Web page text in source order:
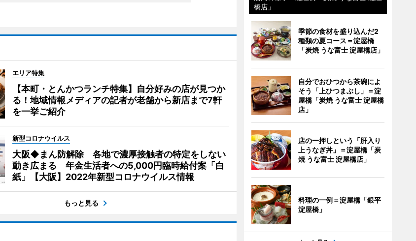
エリア特集
【本町・とんかつランチ特集】自分好みの店が見つか
る！地域情報メディアの記者が老舗から新店まで7軒
を一挙ご紹介
新型コロナウイルス
大阪◆まん防解除 各地で濃厚接触者の特定をしない
動き広まる 年金生活者への5,000円臨時給付案「白
紙」【大阪】2022年新型コロナウイルス情報
もっと見る
橋店」
季節の食材を盛り込んだ2
種類の夏コース＝淀屋橋
「炭焼 うな富士 淀屋橋店」
自分でおひつから茶碗によ
そう「上ひつまぶし」＝淀
屋橋「炭焼 うな富士 淀屋橋
店」
店の一押しという「肝入り
上うなぎ丼」＝淀屋橋「炭
焼 うな富士 淀屋橋店」
料理の一例＝淀屋橋「銀平
淀屋橋」